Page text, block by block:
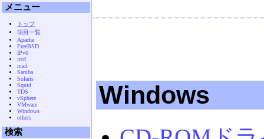
Windows
メニュー
トップ
項目一覧
Apache
FreeBSD
IPv6
ircd
mail
Samba
Solaris
Squid
TDS
vSphere
VMware
Windows
others
検索